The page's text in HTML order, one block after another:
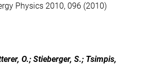
Physics 2010, 096 (2010)
O.; Stieberger, S.; Tsimpis,